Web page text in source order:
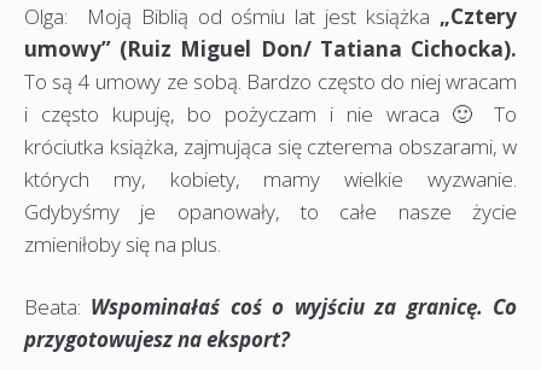
Olga: Moją Biblią od ośmiu lat jest książka „Cztery
umowy” (Ruiz Miguel Don/ Tatiana Cichocka).
To są 4 umowy ze sobą. Bardzo często do niej wracam
i często kupuję, bo pożyczam i nie wraca 🙂 To
króciutka książka, zajmująca się czterema obszarami, w
których my, kobiety, mamy wielkie wyzwanie.
Gdybyśmy je opanowały, to całe nasze życie
zmieniłoby się na plus.
Beata: Wspominałaś coś o wyjściu za granicę. Co
przygotowujesz na eksport?